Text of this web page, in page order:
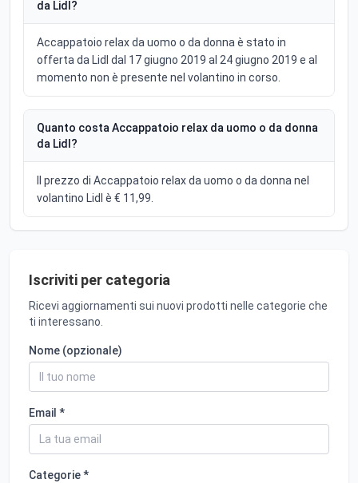
da Lidl?
Accappatoio relax da uomo o da donna è stato in
offerta da Lidl dal 17 giugno 2019 al 24 giugno 2019 e al
momento non è presente nel volantino in corso.
Quanto costa Accappatoio relax da uomo o da donna
da Lidl?
Il prezzo di Accappatoio relax da uomo o da donna nel
volantino Lidl è € 11,99.
Iscriviti per categoria
Ricevi aggiornamenti sui nuovi prodotti nelle categorie che
ti interessano.
Nome (opzionale)
Email *
Categorie *